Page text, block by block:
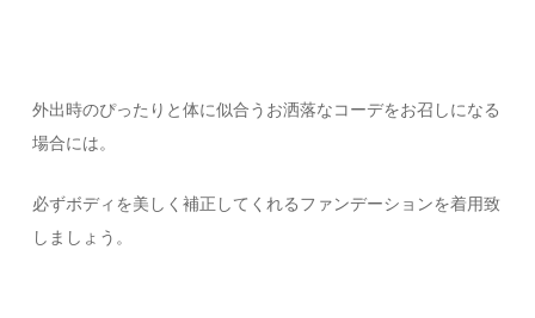
外出時のぴったりと体に似合うお洒落なコーデをお召しになる
場合には。
必ずボディを美しく補正してくれるファンデーションを着用致
しましょう。